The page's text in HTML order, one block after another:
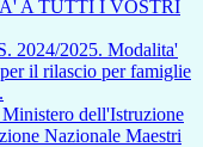
A TUTTI I VOSTRI
2024/2025. Modalita'
il rilascio per famiglie
dell'Istruzione
Nazionale Maestri